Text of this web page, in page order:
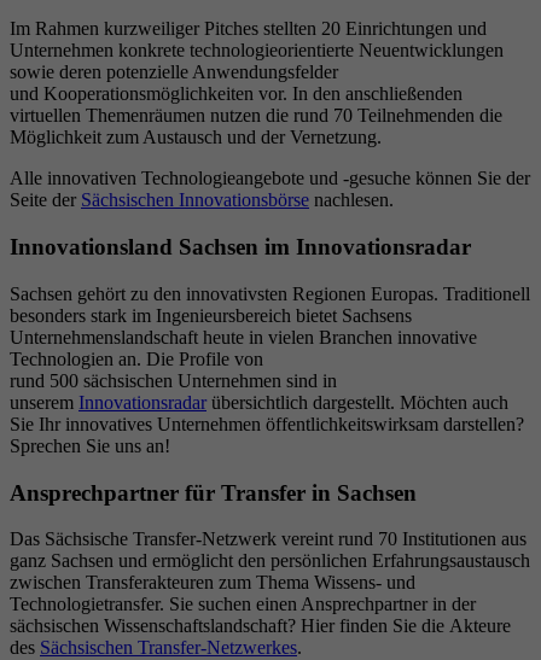
Im Rahmen kurzweiliger Pitches stellten 20 Einrichtungen und
Unternehmen konkrete technologieorientierte Neuentwicklungen
sowie deren potenzielle Anwendungsfelder
und Kooperationsmöglichkeiten vor. In den anschließenden
virtuellen Themenräumen nutzen die rund 70 Teilnehmenden die
Möglichkeit zum Austausch und der Vernetzung.
Alle innovativen Technologieangebote und -gesuche können Sie der
Seite der Sächsischen Innovationsbörse nachlesen.
Innovationsland Sachsen im Innovationsradar
Sachsen gehört zu den innovativsten Regionen Europas. Traditionell
besonders stark im Ingenieursbereich bietet Sachsens
Unternehmenslandschaft heute in vielen Branchen innovative
Technologien an. Die Profile von
rund 500 sächsischen Unternehmen sind in
unserem Innovationsradar übersichtlich dargestellt. Möchten auch
Sie Ihr innovatives Unternehmen öffentlichkeitswirksam darstellen?
Sprechen Sie uns an!
Ansprechpartner für Transfer in Sachsen
Das Sächsische Transfer-Netzwerk vereint rund 70 Institutionen aus
ganz Sachsen und ermöglicht den persönlichen Erfahrungsaustausch
zwischen Transferakteuren zum Thema Wissens- und
Technologietransfer. Sie suchen einen Ansprechpartner in der
sächsischen Wissenschaftslandschaft? Hier finden Sie die Akteure
des Sächsischen Transfer-Netzwerkes.